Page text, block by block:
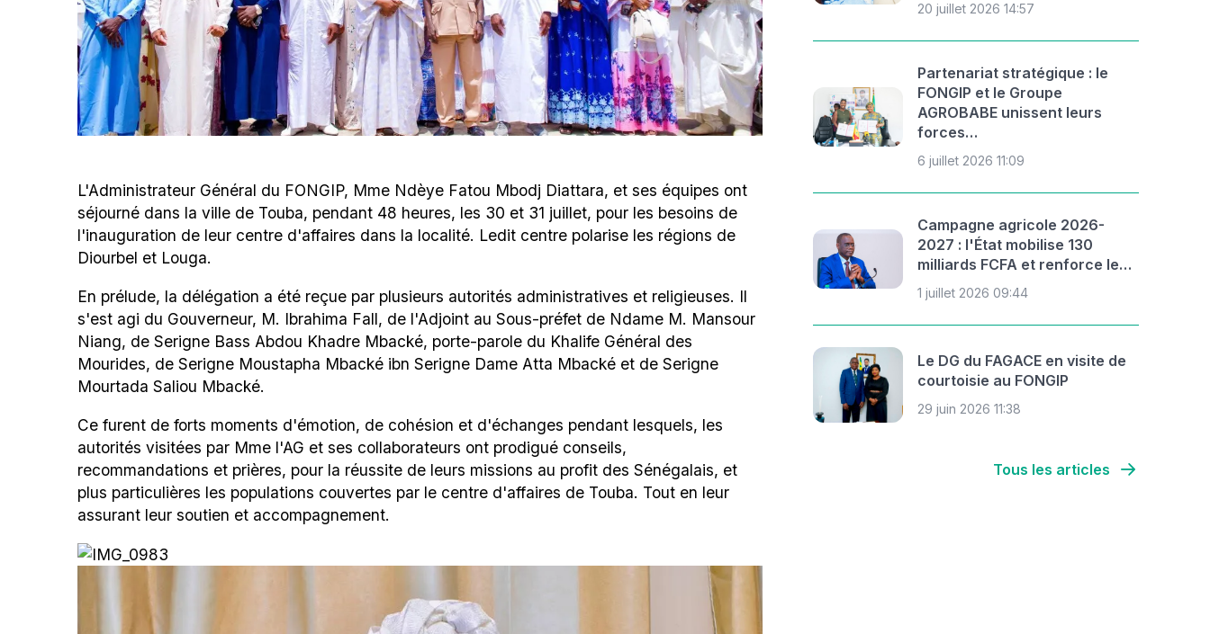
L'Administrateur Général du FONGIP, Mme Ndèye Fatou Mbodj Diattara, et ses équipes ont
séjourné dans la ville de Touba, pendant 48 heures, les 30 et 31 juillet, pour les besoins de
l'inauguration de leur centre d'affaires dans la localité. Ledit centre polarise les régions de
Diourbel et Louga.
En prélude, la délégation a été reçue par plusieurs autorités administratives et religieuses. Il
s'est agi du Gouverneur, M. Ibrahima Fall, de l'Adjoint au Sous-préfet de Ndame M. Mansour
Niang, de Serigne Bass Abdou Khadre Mbacké, porte-parole du Khalife Général des
Mourides, de Serigne Moustapha Mbacké ibn Serigne Dame Atta Mbacké et de Serigne
Mourtada Saliou Mbacké.
Ce furent de forts moments d'émotion, de cohésion et d'échanges pendant lesquels, les
autorités visitées par Mme l'AG et ses collaborateurs ont prodigué conseils,
recommandations et prières, pour la réussite de leurs missions au profit des Sénégalais, et
plus particulières les populations couvertes par le centre d'affaires de Touba. Tout en leur
assurant leur soutien et accompagnement.
20 juillet 2026 14:57
Partenariat stratégique : le
FONGIP et le Groupe
AGROBABE unissent leurs
forces…
6 juillet 2026 11:09
Campagne agricole 2026-
2027 : l'État mobilise 130
milliards FCFA et renforce le…
1 juillet 2026 09:44
Le DG du FAGACE en visite de
courtoisie au FONGIP
29 juin 2026 11:38
Tous les articles